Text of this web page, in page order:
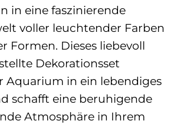
in eine faszinierende
voller leuchtender Farben
Formen. Dieses liebevoll
Dekorationsset
Aquarium in ein lebendiges
schafft eine beruhigende
Atmosphäre in Ihrem